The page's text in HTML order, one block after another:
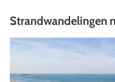
Strandwandelingen